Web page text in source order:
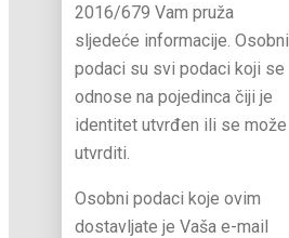
2016/679 Vam pruža
sljedeće informacije. Osobni
podaci su svi podaci koji se
odnose na pojedinca čiji je
identitet utvrđen ili se može
utvrditi.
Osobni podaci koje ovim
dostavljate je Vaša e-mail